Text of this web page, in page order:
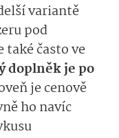
variantě
pod
také často ve
doplněkje po
je cenově
ho navíc